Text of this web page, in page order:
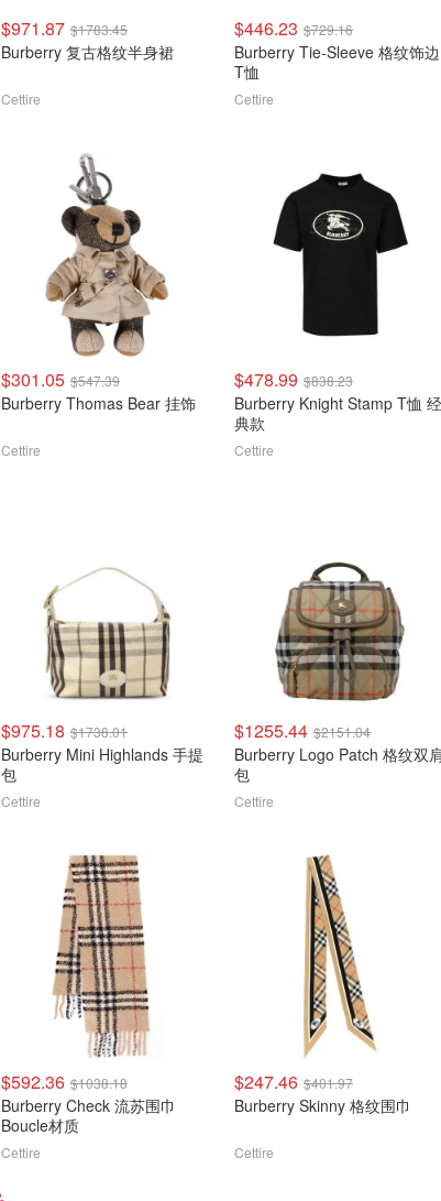
$971.87 $1783.45
Burberry 复古格纹半身裙
Cettire
$446.23 $729.16
Burberry Tie-Sleeve 格纹饰边
T恤
Cettire
$301.05 $547.39
Burberry Thomas Bear 挂饰
Cettire
$478.99 $838.23
Burberry Knight Stamp T恤 经
典款
Cettire
$975.18 $1738.01
Burberry Mini Highlands 手提
包
Cettire
$1255.44 $2151.04
Burberry Logo Patch 格纹双
包
Cettire
$592.36 $1038.18
Burberry Check 流苏围巾
Boucle材质
Cettire
$247.46 $401.97
Burberry Skinny 格纹围巾
Cettire